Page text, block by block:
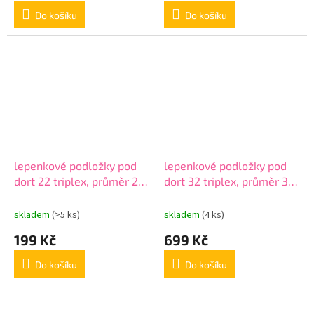
Do košíku Do košíku
lepenkové podložky pod
dort 22 triplex, průměr 22
skladem (>5 ks)
199 Kč
Do košíku
lepenkové podložky pod
dort 32 triplex, průměr 32
skladem (4 ks)
699 Kč
Do košíku